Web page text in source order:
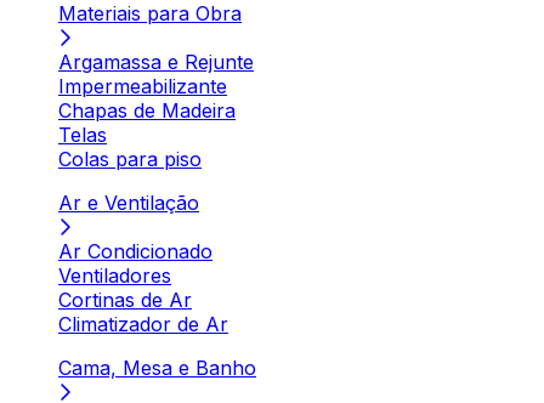
Materiais para Obra
Argamassa e Rejunte
Impermeabilizante
Chapas de Madeira
Telas
Colas para piso
Ar e Ventilação
Ar Condicionado
Ventiladores
Cortinas de Ar
Climatizador de Ar
Cama, Mesa e Banho